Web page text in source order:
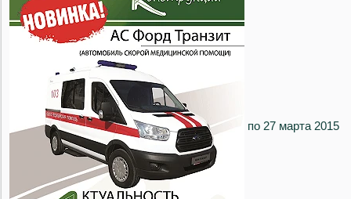
по 27 марта 2015